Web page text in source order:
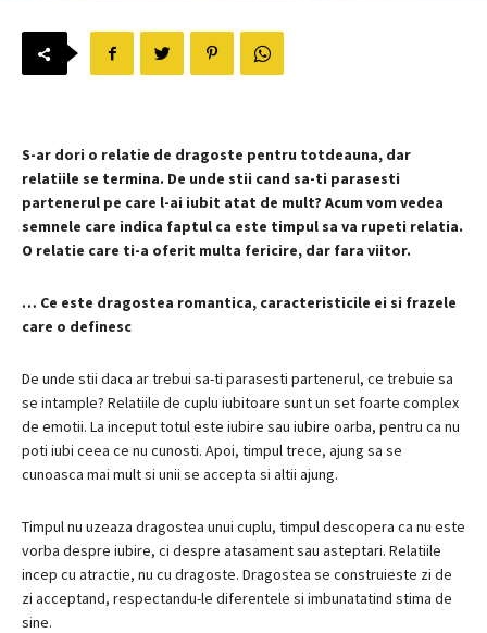
S-ar dori o relatie de dragoste pentru totdeauna, dar
relatiile se termina. De unde stii cand sa-ti parasesti
partenerul pe care l-ai iubit atat de mult? Acum vom vedea
semnele care indica faptul ca este timpul sa va rupeti relatia.
O relatie care ti-a oferit multa fericire, dar fara viitor.
… Ce este dragostea romantica, caracteristicile ei si frazele
care o definesc
De unde stii daca ar trebui sa-ti parasesti partenerul, ce trebuie sa
se intample? Relatiile de cuplu iubitoare sunt un set foarte complex
de emotii. La inceput totul este iubire sau iubire oarba, pentru ca nu
poti iubi ceea ce nu cunosti. Apoi, timpul trece, ajung sa se
cunoasca mai mult si unii se accepta si altii ajung.
Timpul nu uzeaza dragostea unui cuplu, timpul descopera ca nu este
vorba despre iubire, ci despre atasament sau asteptari. Relatiile
incep cu atractie, nu cu dragoste. Dragostea se construieste zi de
zi acceptand, respectandu-le diferentele si imbunatatind stima de
sine.